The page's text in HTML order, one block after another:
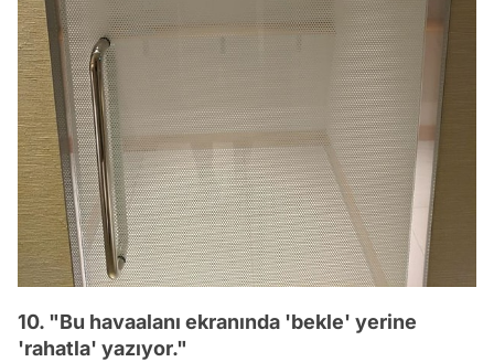
10. "Bu havaalanı ekranında 'bekle' yerine
'rahatla' yazıyor."